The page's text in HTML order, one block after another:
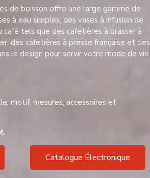
de boisson offre une large gamme de
à eau simples, des vases à infusion de
tels que des cafetières à brasser à
des cafetières à presse française et des
le design pour servir votre mode de vie
motif, mesures, accessoires et
Catalogue Électronique